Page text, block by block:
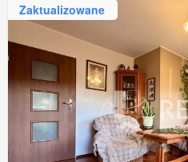
Zaktualizowane